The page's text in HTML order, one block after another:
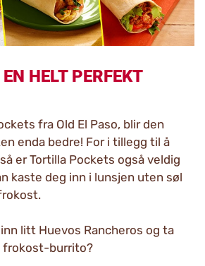
HELT PERFEKT
fra Old El Paso, blir den
enda bedre! For i tillegg til å
er Tortilla Pockets også veldig
kaste deg inn i lunsjen uten søl
litt Huevos Rancheros og ta
frokost-burrito?